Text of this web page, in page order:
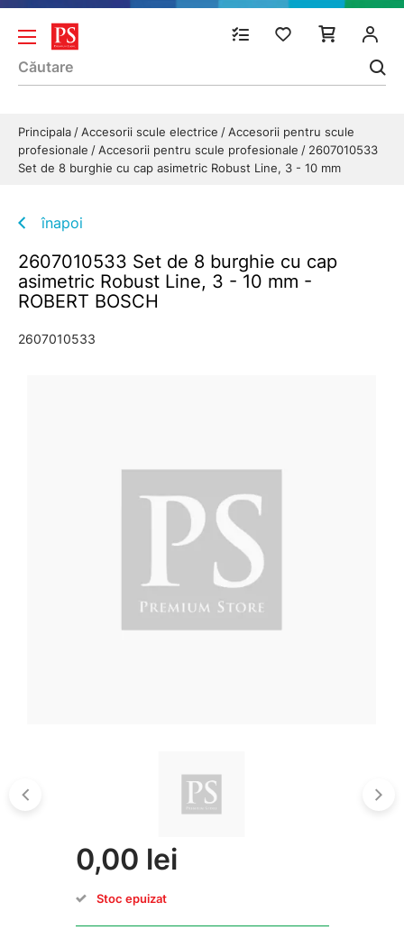
Principala Accesorii scule electrice
Accesorii pentru scule
profesionale
Accesorii pentru scule profesionale
2607010533
Set de 8 burghie cu cap asimetric Robust Line, 3 - 10 mm
înapoi
2607010533 Set de 8 burghie cu cap
asimetric Robust Line, 3 - 10 mm -
ROBERT BOSCH
2607010533
0,00 lei
Stoc epuizat